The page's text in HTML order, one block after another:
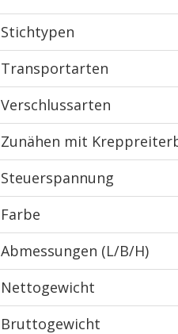
Stichtypen
Transportarten
Verschlussarten
Zunähen mit
Steuerspannung
Farbe
Abmessungen (L/B/H)
Nettogewicht
Bruttogewicht